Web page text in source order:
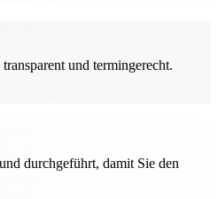
und termingerecht.
durchgeführt, damit Sie den